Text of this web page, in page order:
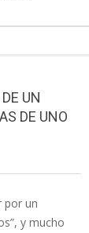
UN
DE UNO
por un
y mucho